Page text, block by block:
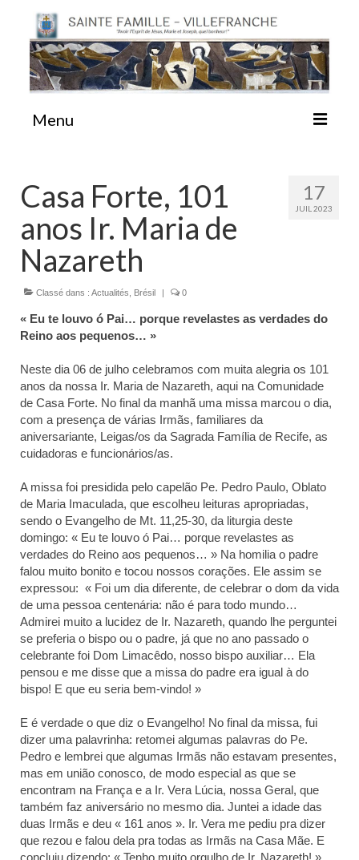
Menu
Sainte Emilie
La Congrégation
La Maison-Mère
Actualités
Tutelle
17
JUIL 2023
Casa Forte, 101
anos Ir. Maria de
Nazareth
Classé dans : Actualités Brésil 0
« Eu te louvo ó Pai… porque revelastes as verdades do
Reino aos pequenos… »
Neste dia 06 de julho celebramos com muita alegria os 101
anos da nossa Ir. Maria de Nazareth, aqui na Comunidade
de Casa Forte. No final da manhã uma missa marcou o dia,
com a presença de várias Irmãs, familiares da
aniversariante, Leigas/os da Sagrada Família de Recife, as
cuidadoras e funcionários/as.
A missa foi presidida pelo capelão Pe. Pedro Paulo, Oblato
de Maria Imaculada, que escolheu leituras apropriadas,
sendo o Evangelho de Mt. 11,25-30, da liturgia deste
domingo: « Eu te louvo ó Pai… porque revelastes as
verdades do Reino aos pequenos… » Na homilia o padre
falou muito bonito e tocou nossos corações. Ele assim se
expressou: « Foi um dia diferente, de celebrar o dom da vida
de uma pessoa centenária: não é para todo mundo…
Admirei muito a lucidez de Ir. Nazareth, quando lhe perguntei
se preferia o bispo ou o padre, já que no ano passado o
celebrante foi Dom Limacêdo, nosso bispo auxiliar… Ela
pensou e me disse que a missa do padre era igual à do
bispo! E que eu seria bem-vindo! »
E é verdade o que diz o Evangelho! No final da missa, fui
dizer uma palavrinha: retomei algumas palavras do Pe.
Pedro e lembrei que algumas Irmãs não estavam presentes,
mas em união conosco, de modo especial as que se
encontram na França e a Ir. Vera Lúcia, nossa Geral, que
também faz aniversário no mesmo dia. Juntei a idade das
duas Irmãs e deu « 161 anos ». Ir. Vera me pediu pra dizer
que rezou e falou dela pra todas as Irmãs na Casa Mãe. E